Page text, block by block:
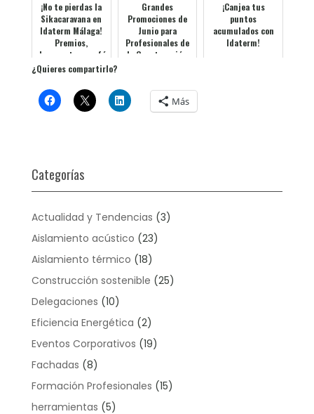
¡No te pierdas la
Sikacaravana en
Idaterm Málaga!
Premios,
descuentos y café
con Sika
Grandes
Promociones de
Junio para
Profesionales de
la Construcción
¡Canjea tus
puntos
acumulados con
Idaterm!
¿Quieres compartirlo?
Más
Categorías
Actualidad y Tendencias (3)
Aislamiento acústico (23)
Aislamiento térmico (18)
Construcción sostenible (25)
Delegaciones (10)
Eficiencia Energética (2)
Eventos Corporativos (19)
Fachadas (8)
Formación Profesionales (15)
herramientas (5)